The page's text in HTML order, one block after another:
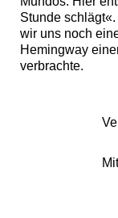
Stunde
wir uns noch
Hemingway
verbrachte.